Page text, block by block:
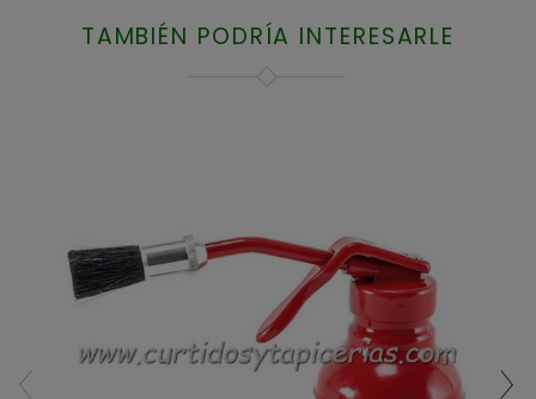
TAMBIÉN PODRÍA INTERESARLE